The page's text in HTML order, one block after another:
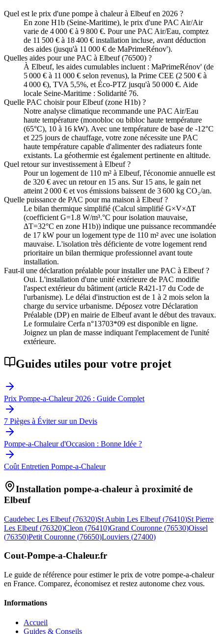
Quel est le prix d'une pompe à chaleur à Elbeuf en 2026 ?
En zone H1b (Seine-Maritime), le prix d'une PAC Air/Air
varie de 4 000 € à 9 800 €. Pour une PAC Air/Eau, comptez
de 11 500 € à 18 400 € installation incluse, avant déduction
des aides (jusqu'à 11 000 € de MaPrimeRénov').
Quelles aides pour une PAC à Elbeuf (76500) ?
À Elbeuf, les aides cumulables incluent : MaPrimeRénov' (de
5 000 € à 11 000 € selon revenus), la Prime CEE (2 500 € à
4 000 €), TVA 5,5%, et Éco-PTZ jusqu'à 50 000 €. Aide
locale Seine-Maritime : Solidarité 76.
Quelle PAC choisir pour Elbeuf (zone H1b) ?
Notre analyse climatique recommande une PAC Air/Eau
haute température (monobloc ou bibloc haute température
(65°C), 10 à 16 kW). Avec une température de base de -12°C
et 225 jours de chauffage, votre zone nécessite une PAC
haute température capable d'alimenter des radiateurs fonte
existants. La géothermie est également pertinente en altitude.
Quel retour sur investissement à Elbeuf ?
Pour un logement de 110 m² à Elbeuf, l'économie annuelle est
de 320 € avec un retour en 15 ans. Sur 15 ans, le gain net
atteint 2 000 € et vos émissions baissent de 3 600 kg CO₂/an.
Quelle puissance de PAC pour ma maison à Elbeuf ?
Le bilan thermique simplifié (Calcul simplifié G×V×ΔT
(coefficient G=1.8 W/m³.°C pour isolation mauvaise,
ΔT=32°C en zone H1b)) indique une puissance recommandée
de 17 kW pour un logement type de 110 m² avec une isolation
mauvaise. L'isolation très déficiente de votre logement rend
prioritaire un bilan thermique professionnel avant toute
installation.
Faut-il une déclaration préalable pour installer une PAC à Elbeuf ?
Oui. L'installation d'une unité extérieure de PAC modifie
l'aspect extérieur du bâtiment (article R421-17 du Code de
l'urbanisme). Le délai d'instruction est de 1 à 2 mois selon la
charge du service urbanisme. Déposez votre Déclaration
Préalable (DP) en mairie de Elbeuf avant le début des travaux.
Le formulaire Cerfa n°13703*09 est disponible en ligne.
Joignez un plan de masse indiquant l'emplacement de l'unité
extérieure.
Guides utiles pour votre projet
Prix Pompe-a-Chaleur 2026 : Guide Complet
7 Pièges à Éviter sur un Devis
Pompe-a-Chaleur d'Occasion : Bonne Idée ?
Coût Entretien Pompe-a-Chaleur
Installation pompe-a-chaleur à proximité de
Elbeuf
Caudebec Les Elbeuf (76320)St Aubin Les Elbeuf (76410)St Pierre
Les Elbeuf (76320)Cleon (76410)Grand Couronne (76530)Oissel
(76350)Petit Couronne (76650)Louviers (27400)
Cout-Pompe-a-Chaleur.fr
Le guide de référence pour estimer le prix de votre pompe-a-chaleur
en France. Comparez, économisez et restez autonome chez vous.
Informations
Accueil
Guides & Conseils